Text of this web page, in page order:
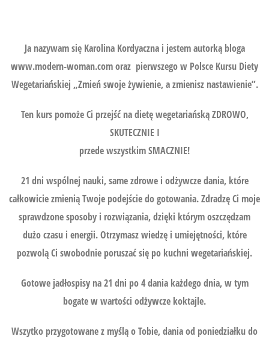
Ja nazywam się Karolina Kordyaczna i jestem autorką bloga
www.modern-woman.com oraz pierwszego w Polsce Kursu Diety
Wegetariańskiej „Zmień swoje żywienie, a zmienisz nastawienie”.
Ten kurs pomoże Ci przejść na dietę wegetariańską ZDROWO,
SKUTECZNIE I
przede wszystkim SMACZNIE!
21 dni wspólnej nauki, same zdrowe i odżywcze dania, które
całkowicie zmienią Twoje podejście do gotowania. Zdradzę Ci moje
sprawdzone sposoby i rozwiązania, dzięki którym oszczędzam
dużo czasu i energii. Otrzymasz wiedzę i umiejętności, które
pozwolą Ci swobodnie poruszać się po kuchni wegetariańskiej.
Gotowe jadłospisy na 21 dni po 4 dania każdego dnia, w tym
bogate w wartości odżywcze koktajle.
Wszytko przygotowane z myślą o Tobie, dania od poniedziałku do